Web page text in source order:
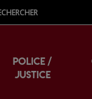
POLICE /
JUSTICE